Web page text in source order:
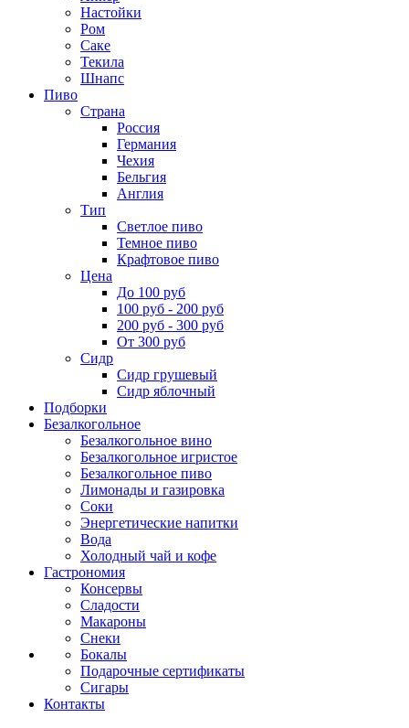
Настойки
Ром
Саке
Текила
Шнапс
Пиво
Страна
Россия
Германия
Чехия
Бельгия
Англия
Тип
Светлое пиво
Темное пиво
Крафтовое пиво
Цена
До 100 руб
100 руб - 200 руб
200 руб - 300 руб
От 300 руб
Сидр
Сидр грушевый
Сидр яблочный
Подборки
Безалкогольное
Безалкогольное вино
Безалкогольное игристое
Безалкогольное пиво
Лимонады и газировка
Соки
Энергетические напитки
Вода
Холодный чай и кофе
Гастрономия
Консервы
Сладости
Макароны
Снеки
Бокалы
Подарочные сертификаты
Сигары
Контакты